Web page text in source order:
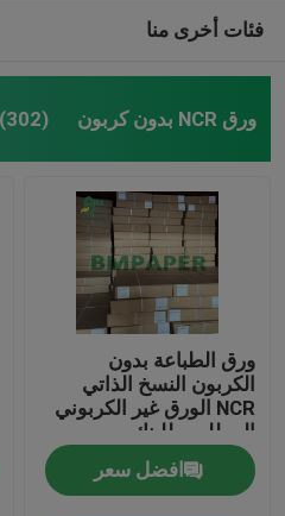
لوح كرافت لاينر
ورق تغليف المواد الغذائية
صفائح الكرتون المضلع
ورق لاصق
ورق الكرافت MG
بريستول الورق المقوى
فئات أخرى منا
ورق NCR بدون كربون (302)
ورق الطباعة بدون
الكربون النسخ الذاتي
NCR الورق غير الكربوني
المطلوب للبنك
افضل سعر